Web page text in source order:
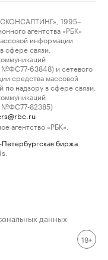
1995–
агентства «РБК»
информации
сфере связи,
63848) и сетевого
средства массовой
надзору в сфере связи,
№ФС77-82385)
агентство «РБК».
биржа
данных
18+